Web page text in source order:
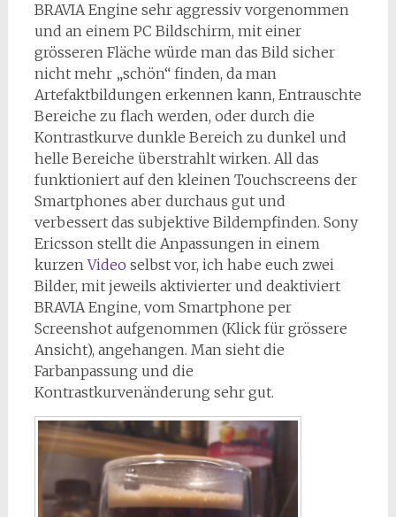
BRAVIA Engine sehr aggressiv vorgenommen
und an einem PC Bildschirm, mit einer
grösseren Fläche würde man das Bild sicher
nicht mehr „schön“ finden, da man
Artefaktbildungen erkennen kann, Entrauschte
Bereiche zu flach werden, oder durch die
Kontrastkurve dunkle Bereich zu dunkel und
helle Bereiche überstrahlt wirken. All das
funktioniert auf den kleinen Touchscreens der
Smartphones aber durchaus gut und
verbessert das subjektive Bildempfinden. Sony
Ericsson stellt die Anpassungen in einem
kurzenVideo selbst vor, ich habe euch zwei
Bilder, mit jeweils aktivierter und deaktiviert
BRAVIA Engine, vom Smartphone per
Screenshot aufgenommen (Klick für grössere
Ansicht), angehangen. Man sieht die
Farbanpassung und die
Kontrastkurvenänderung sehr gut.